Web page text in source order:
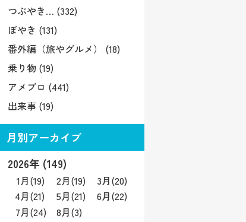
つぶやき… (332)
ぼやき (131)
番外編（旅やグルメ） (18)
乗り物 (19)
アメブロ (441)
出来事 (19)
月別アーカイブ
2026年 (149)
1月(19) 2月(19) 3月(20)
4月(21) 5月(21) 6月(22)
7月(24) 8月(3)